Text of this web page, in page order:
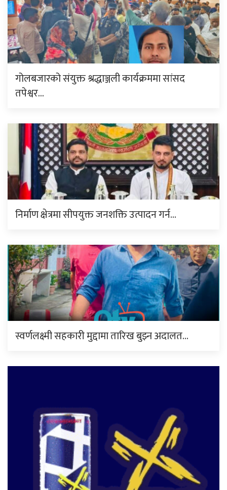
गोलबजारको संयुक्त श्रद्धाञ्जली कार्यक्रममा सांसद
तपेश्वर…
निर्माण क्षेत्रमा सीपयुक्त जनशक्ति उत्पादन गर्न…
स्वर्णलक्ष्मी सहकारी मुद्दामा तारिख बुझ्न अदालत…